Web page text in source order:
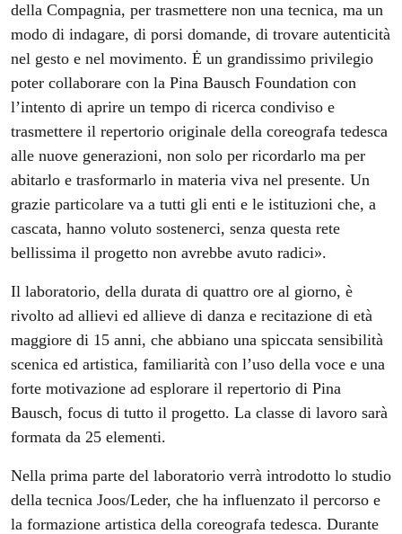
della Compagnia, per trasmettere non una tecnica, ma un
modo di indagare, di porsi domande, di trovare autenticità
nel gesto e nel movimento. Ė un grandissimo privilegio
poter collaborare con la Pina Bausch Foundation con
l’intento di aprire un tempo di ricerca condiviso e
trasmettere il repertorio originale della coreografa tedesca
alle nuove generazioni, non solo per ricordarlo ma per
abitarlo e trasformarlo in materia viva nel presente. Un
grazie particolare va a tutti gli enti e le istituzioni che, a
cascata, hanno voluto sostenerci, senza questa rete
bellissima il progetto non avrebbe avuto radici».
Il laboratorio, della durata di quattro ore al giorno, è
rivolto ad allievi ed allieve di danza e recitazione di età
maggiore di 15 anni, che abbiano una spiccata sensibilità
scenica ed artistica, familiarità con l’uso della voce e una
forte motivazione ad esplorare il repertorio di Pina
Bausch, focus di tutto il progetto. La classe di lavoro sarà
formata da 25 elementi.
Nella prima parte del laboratorio verrà introdotto lo studio
della tecnica Joos/Leder, che ha influenzato il percorso e
la formazione artistica della coreografa tedesca. Durante